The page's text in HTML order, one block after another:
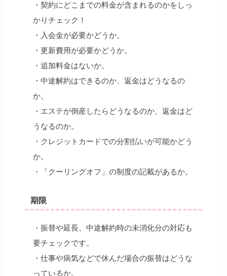
・契約にどこまでの料金が含まれるのかをしっ
かりチェック！
・入会金が必要かどうか。
・更新費用が必要かどうか。
・追加料金はないか。
・中途解約はできるのか、返金はどうなるの
か。
・エステが倒産したらどうなるのか、返金はど
うなるのか。
・クレジットカードでの分割払いが可能かどう
か。
・「クーリングオフ」の制度の記載があるか。
期限
・振替や延長、中途解約時の未消化分の対応も
要チェックです。
・仕事や病気などで休んだ場合の振替はどうな
っているか。